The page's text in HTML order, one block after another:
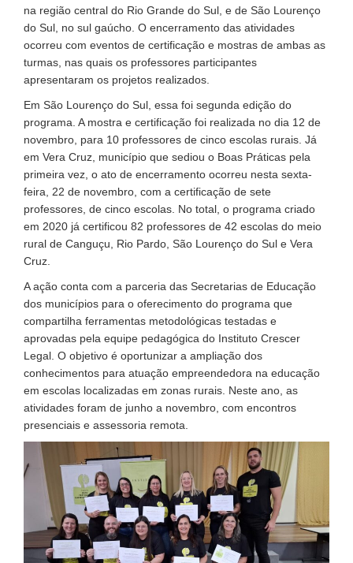
na região central do Rio Grande do Sul, e de São Lourenço
do Sul, no sul gaúcho. O encerramento das atividades
ocorreu com eventos de certificação e mostras de ambas as
turmas, nas quais os professores participantes
apresentaram os projetos realizados.
Em São Lourenço do Sul, essa foi segunda edição do
programa. A mostra e certificação foi realizada no dia 12 de
novembro, para 10 professores de cinco escolas rurais. Já
em Vera Cruz, município que sediou o Boas Práticas pela
primeira vez, o ato de encerramento ocorreu nesta sexta-
feira, 22 de novembro, com a certificação de sete
professores, de cinco escolas. No total, o programa criado
em 2020 já certificou 82 professores de 42 escolas do meio
rural de Canguçu, Rio Pardo, São Lourenço do Sul e Vera
Cruz.
A ação conta com a parceria das Secretarias de Educação
dos municípios para o oferecimento do programa que
compartilha ferramentas metodológicas testadas e
aprovadas pela equipe pedagógica do Instituto Crescer
Legal. O objetivo é oportunizar a ampliação dos
conhecimentos para atuação empreendedora na educação
em escolas localizadas em zonas rurais. Neste ano, as
atividades foram de junho a novembro, com encontros
presenciais e assessoria remota.